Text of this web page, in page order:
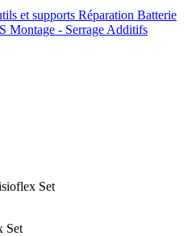
et supports Réparation Batterie
Montage - Serrage Additifs
Set
Set